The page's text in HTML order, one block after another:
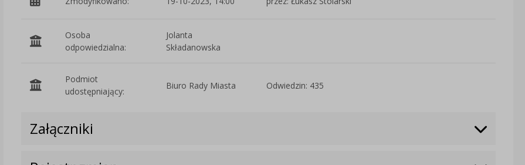
Osoba
odpowiedzialna:
Jolanta
Składanowska
Podmiot
udostępniający:
Biuro Rady Miasta Odwiedzin: 435
Załączniki